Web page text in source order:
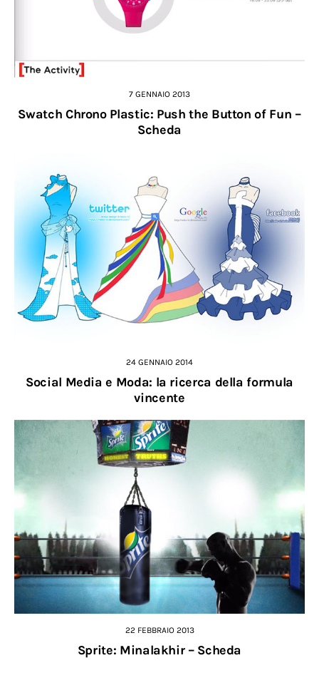
7 GENNAIO 2013
Swatch Chrono Plastic: Push the Button of Fun –
Scheda
24 GENNAIO 2014
Social Media e Moda: la ricerca della formula
vincente
22 FEBBRAIO 2013
Sprite: Minalakhir – Scheda